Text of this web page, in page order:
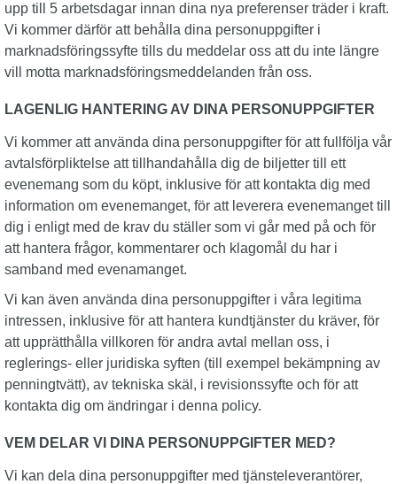
upp till 5 arbetsdagar innan dina nya preferenser träder i kraft.
Vi kommer därför att behålla dina personuppgifter i
marknadsföringssyfte tills du meddelar oss att du inte längre
vill motta marknadsföringsmeddelanden från oss.
LAGENLIG HANTERING AV DINA PERSONUPPGIFTER
Vi kommer att använda dina personuppgifter för att fullfölja vår
avtalsförpliktelse att tillhandahålla dig de biljetter till ett
evenemang som du köpt, inklusive för att kontakta dig med
information om evenemanget, för att leverera evenemanget till
dig i enligt med de krav du ställer som vi går med på och för
att hantera frågor, kommentarer och klagomål du har i
samband med evenamanget.
Vi kan även använda dina personuppgifter i våra legitima
intressen, inklusive för att hantera kundtjänster du kräver, för
att upprätthålla villkoren för andra avtal mellan oss, i
reglerings- eller juridiska syften (till exempel bekämpning av
penningtvätt), av tekniska skäl, i revisionssyfte och för att
kontakta dig om ändringar i denna policy.
VEM DELAR VI DINA PERSONUPPGIFTER MED?
Vi kan dela dina personuppgifter med tjänsteleverantörer,